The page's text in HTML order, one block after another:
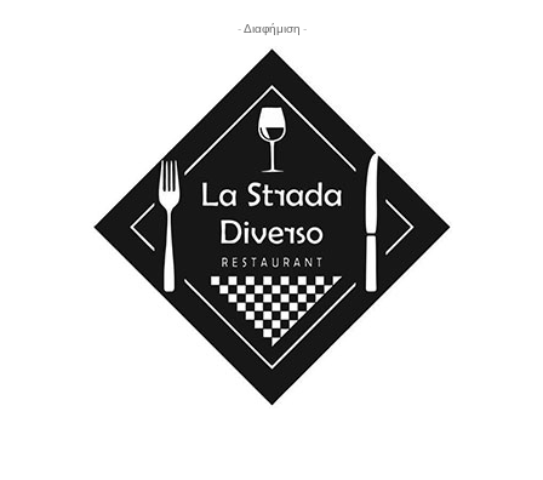
- Διαφήμιση -